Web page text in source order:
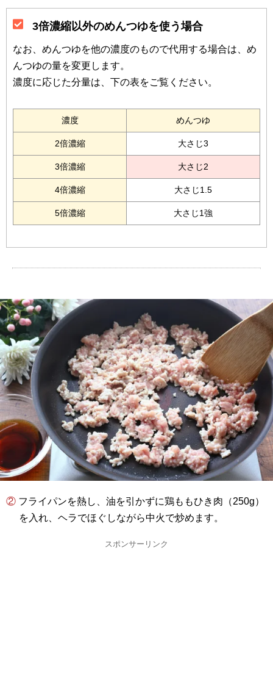
3倍濃縮以外のめんつゆを使う場合
なお、めんつゆを他の濃度のもので代用する場合は、め
んつゆの量を変更します。
濃度に応じた分量は、下の表をご覧ください。
濃度 めんつゆ
2倍濃縮 大さじ3
3倍濃縮 大さじ2
4倍濃縮 大さじ1.5
5倍濃縮 大さじ1強
② フライパンを熱し、油を引かずに鶏ももひき肉（250g）
を入れ、ヘラでほぐしながら中火で炒めます。
スポンサーリンク